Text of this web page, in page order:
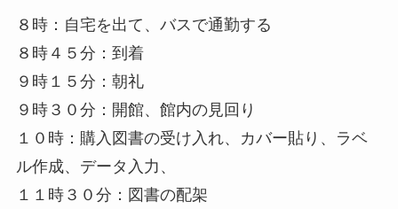
８時：自宅を出て、バスで通勤する
８時４５分：到着
９時１５分：朝礼
９時３０分：開館、館内の見回り
１０時：購入図書の受け入れ、カバー貼り、ラベ
ル作成、データ入力、
１１時３０分：図書の配架